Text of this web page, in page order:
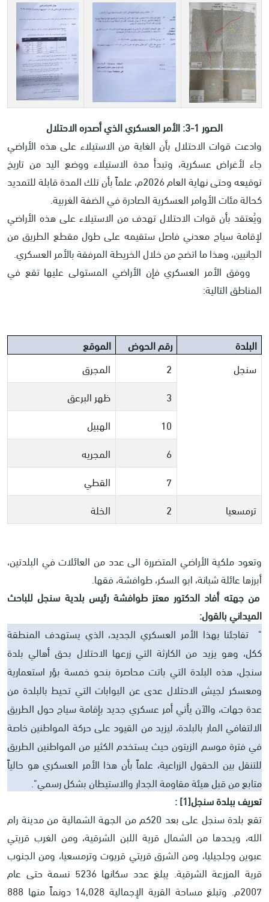
الصور 1-3: الأمر العسكري الذي أصدره الاحتلال
وادعت قوات الاحتلال بأن الغاية من الاستيلاء على هذه الأراضي
جاء لأغراض عسكرية، وتبدأ مدة الاستيلاء ووضع اليد من تاريخ
توقيعه وحتى نهاية العام 2026م، علماً بأن تلك المدة قابلة للتمديد
كحالة مئات الأوامر العسكرية الصادرة في الضفة الغربية.
ويُعتقد بأن قوات الاحتلال تهدف من الاستيلاء على هذه الأراضي
لإقامة سياج معدني فاصل ستقيمه على طول مقطع الطريق من
الجانبين، وهذا ما اتضح من خلال الخريطة المرفقة بالأمر العسكري.
ووفق الأمر العسكري فإن الأراضي المستولى عليها تقع في
المناطق التالية:
البلدة رقم الحوض
الموقع
سنجل
2
المجرق
3
ظهر البرعق
10
الهبيل
6
المجريه
7
القطي
ترمسعيا
2 الخلة
وتعود ملكية الأراضي المتضررة الى عدد من العائلات في البلدتين،
أبرزها عائلة شبانة، ابو السكر، طوافشة، فقها.
من جهته أفاد الدكتور معتز طوافشة رئيس بلدية سنجل للباحث
الميداني بالقول:
" تفاجئنا بهذا الأمر العسكري الجديد، الذي يستهدف المنطقة
ككل، وهو يزيد من الكارثة التي زرعها الاحتلال بحق أهالي بلدة
سنجل، هذه البلدة التي باتت محاصرة بنحو خمسة بؤر استعمارية
ومعسكر لجيش الاحتلال عدى عن البوابات التي تحيط بالبلدة من
عدة جهات، والآن يأتي أمر عسكري جديد بإقامة سياج حول الطريق
الالتفافي المار بالبلدة، ليزيد من القيود على حركة المواطنين خاصة
في فترة موسم الزيتون حيث يستخدم الكثير من المواطنين الطريق
للتنقل بين الحقول الزراعية، علماً بأن هذا الأمر العسكري هو حالياً
متابع من قبل هيئة مقاومة الجدار والاستيطان بشكل رسمي".
تعريف ببلدة سنجل[1]
:
تقع بلدة سنجل على بعد 20كم من الجهة الشمالية من مدينة رام
الله، ويحدها من الشمال قرية اللبن الشرقية، ومن الغرب قريتي
عبوين وجلجيليا، ومن الشرق قريتي قريوت وترمسعيا، ومن الجنوب
قرية المزرعة الشرقية. يبلغ عدد سكانها 5236 نسمة حتى عام
2007م. وتبلغ مساحة القرية الإجمالية 14,028 دونماً منها 888